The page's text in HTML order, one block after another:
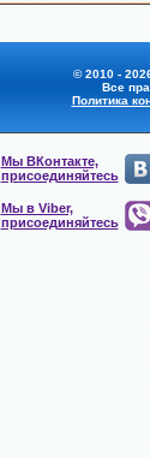
© 2010 -
Все
Политика
Мы ВКонтакте,
присоединяйтесь
Мы в Viber,
присоединяйтесь